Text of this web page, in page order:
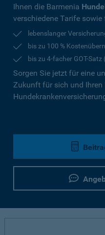
Ihnen die Barmenia
verschiedene Tarife
lebenslanger
bis zu 100 %
bis zu 4-facher GOT-
Sorgen Sie jetzt für eine
Zukunft für sich und Ihren